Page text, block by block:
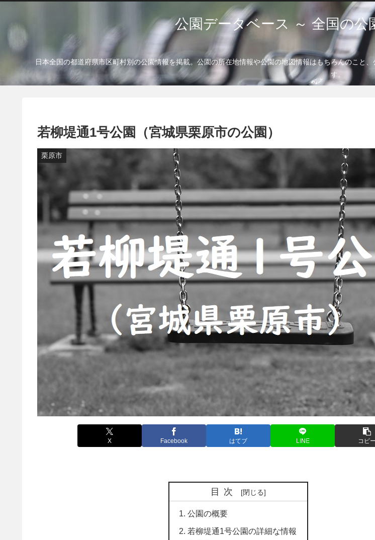
公園データベース ～ 全国の公
日本全国の都道府県市区町村別の公園情報を掲載。公園の所在地情報や公園の地図情報はもちろんのこと
す。
若柳堤通1号公園（宮城県栗原市の公園）
栗原市
X Facebook はてブ LINE コピー
目次
公園の概要
若柳堤通1号公園の詳細な情報